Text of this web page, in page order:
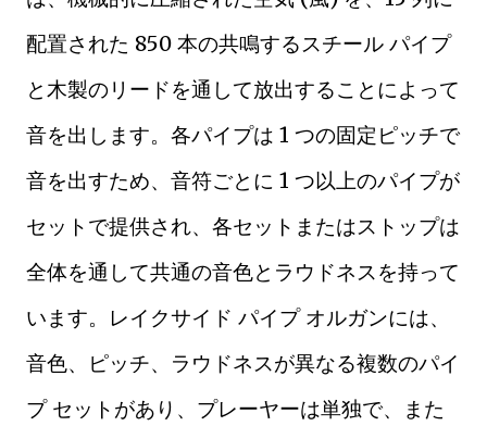
配置された 850 本の共鳴するスチール パイプ
と木製のリードを通して放出することによって
音を出します。各パイプは 1 つの固定ピッチで
音を出すため、音符ごとに 1 つ以上のパイプが
セットで提供され、各セットまたはストップは
全体を通して共通の音色とラウドネスを持って
います。レイクサイド パイプ オルガンには、
音色、ピッチ、ラウドネスが異なる複数のパイ
プ セットがあり、プレーヤーは単独で、また